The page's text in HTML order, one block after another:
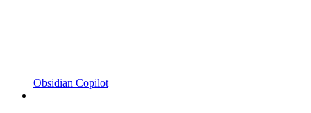
Obsidian Copilot